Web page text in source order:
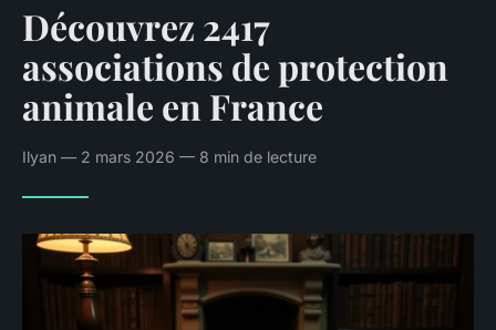
Découvrez 2417
associations de protection
animale en France
Ilyan — 2 mars 2026 — 8 min de lecture